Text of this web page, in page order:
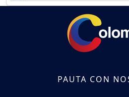
PAUTA CON